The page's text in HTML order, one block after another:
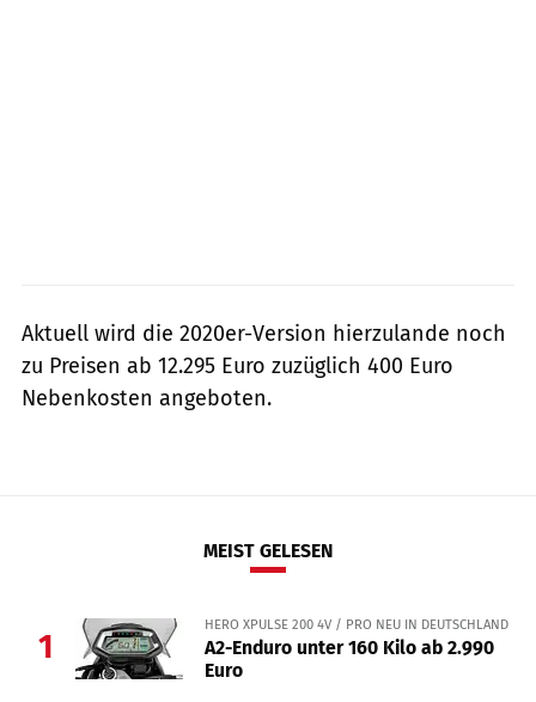
Aktuell wird die 2020er-Version hierzulande noch
zu Preisen ab 12.295 Euro zuzüglich 400 Euro
Nebenkosten angeboten.
MEIST GELESEN
1
HERO XPULSE 200 4V / PRO NEU IN DEUTSCHLAND
A2-Enduro unter 160 Kilo ab 2.990
Euro